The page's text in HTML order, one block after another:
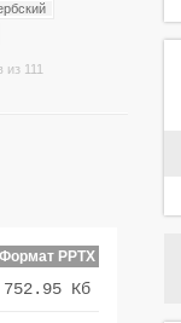
111
Формат PPTX
752.95 Кб